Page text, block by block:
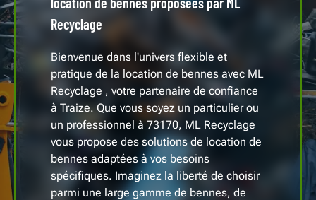
Recyclage
Bienvenue dans l'univers flexible et
pratique de la location de bennes avec ML
Recyclage , votre partenaire de confiance
à Traize. Que vous soyez un particulier ou
un professionnel à 73170, ML Recyclage
vous propose des solutions de location de
bennes adaptées à vos besoins
spécifiques. Imaginez la liberté de choisir
parmi une large gamme de bennes, de